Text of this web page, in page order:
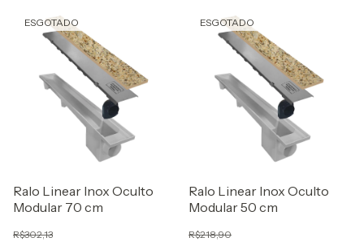
ESGOTADO
Ralo Linear Inox Oculto
Modular 70 cm
R$302,13
ESGOTADO
Ralo Linear Inox Oculto
Modular 50 cm
R$218,90